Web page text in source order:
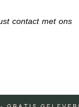
contact met ons